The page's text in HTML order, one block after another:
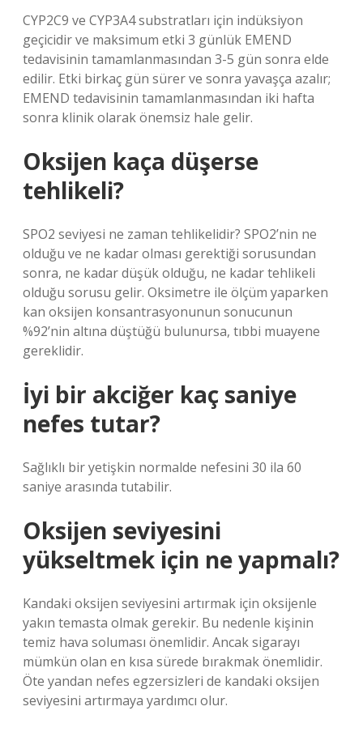
CYP2C9 ve CYP3A4 substratları için indüksiyon
geçicidir ve maksimum etki 3 günlük EMEND
tedavisinin tamamlanmasından 3-5 gün sonra elde
edilir. Etki birkaç gün sürer ve sonra yavaşça azalır;
EMEND tedavisinin tamamlanmasından iki hafta
sonra klinik olarak önemsiz hale gelir.
Oksijen kaça düşerse
tehlikeli?
SPO2 seviyesi ne zaman tehlikelidir? SPO2’nin ne
olduğu ve ne kadar olması gerektiği sorusundan
sonra, ne kadar düşük olduğu, ne kadar tehlikeli
olduğu sorusu gelir. Oksimetre ile ölçüm yaparken
kan oksijen konsantrasyonunun sonucunun
%92’nin altına düştüğü bulunursa, tıbbi muayene
gereklidir.
İyi bir akciğer kaç saniye
nefes tutar?
Sağlıklı bir yetişkin normalde nefesini 30 ila 60
saniye arasında tutabilir.
Oksijen seviyesini
yükseltmek için ne yapmalı?
Kandaki oksijen seviyesini artırmak için oksijenle
yakın temasta olmak gerekir. Bu nedenle kişinin
temiz hava soluması önemlidir. Ancak sigarayı
mümkün olan en kısa sürede bırakmak önemlidir.
Öte yandan nefes egzersizleri de kandaki oksijen
seviyesini artırmaya yardımcı olur.